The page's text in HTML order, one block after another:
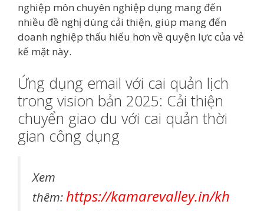
nghiệp môn chuyên nghiệp dụng mang đến
nhiều đề nghị dùng cải thiện, giúp mang đến
doanh nghiệp thấu hiểu hơn về quyện lực của vẻ
kế mặt này.
Ứng dụng email với cai quản lịch
trong vision bản 2025: Cải thiện
chuyển giao du với cai quản thời
gian công dụng
Xem
thêm: https://kamarevalley.in/kh